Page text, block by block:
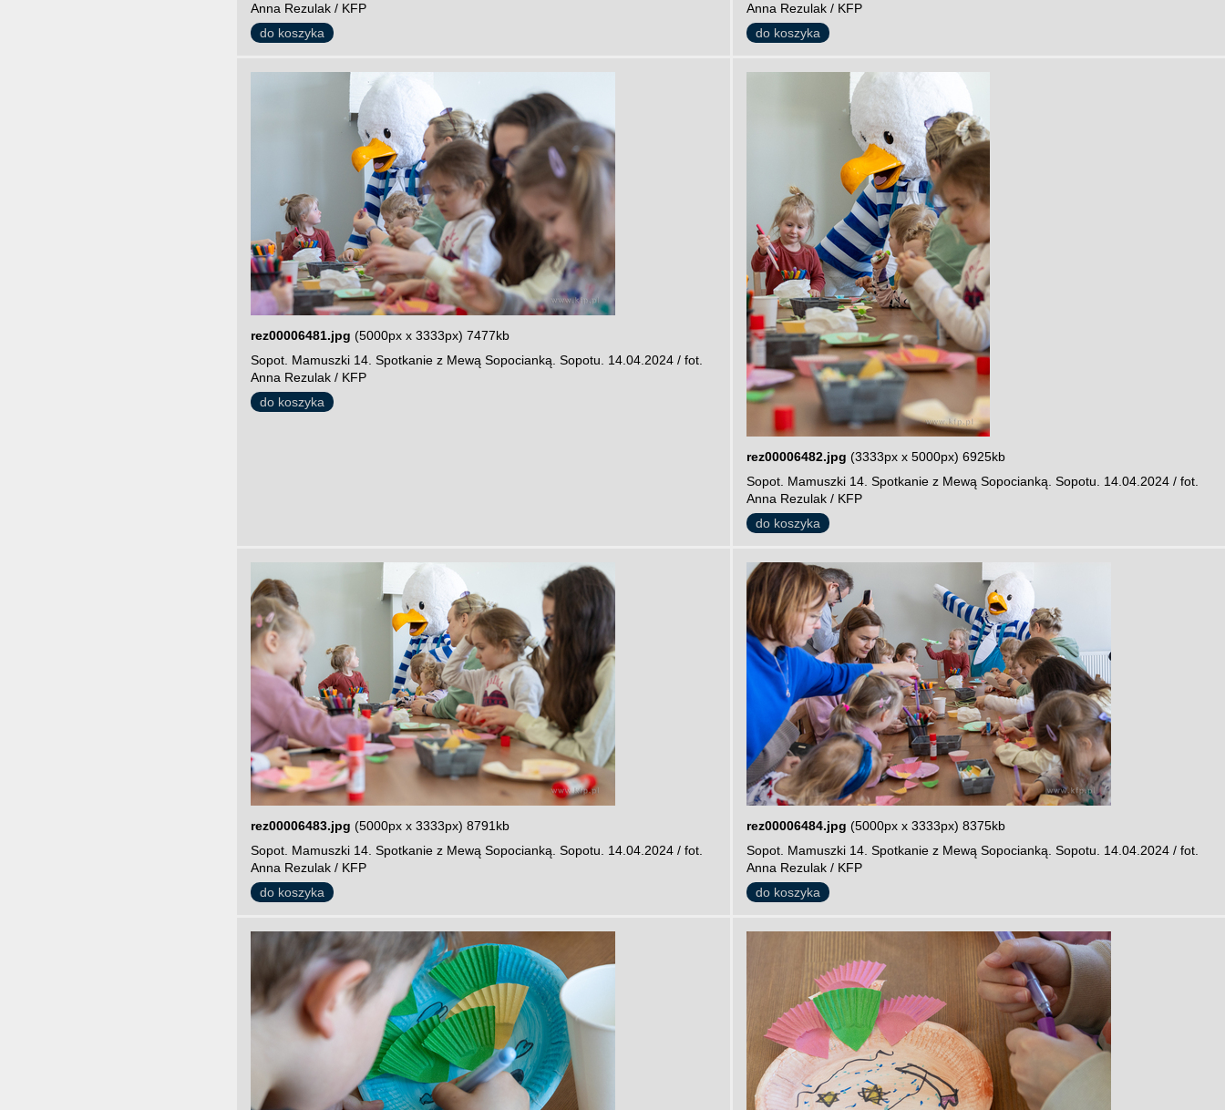
Anna Rezulak / KFP
do koszyka
Anna Rezulak / KFP
do koszyka
rez00006481.jpg (5000px x 3333px) 7477kb
Sopot. Mamuszki 14. Spotkanie z Mewą Sopocianką. Sopotu. 14.04.2024 / fot.
Anna Rezulak / KFP
do koszyka
rez00006482.jpg (3333px x 5000px) 6925kb
Sopot. Mamuszki 14. Spotkanie z Mewą Sopocianką. Sopotu. 14.04.2024 / fot.
Anna Rezulak / KFP
do koszyka
rez00006483.jpg (5000px x 3333px) 8791kb
Sopot. Mamuszki 14. Spotkanie z Mewą Sopocianką. Sopotu. 14.04.2024 / fot.
Anna Rezulak / KFP
do koszyka
rez00006484.jpg (5000px x 3333px) 8375kb
Sopot. Mamuszki 14. Spotkanie z Mewą Sopocianką. Sopotu. 14.04.2024 / fot.
Anna Rezulak / KFP
do koszyka